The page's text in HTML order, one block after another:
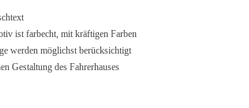
ist farbecht, mit kräftigen Farben
werden möglichst berücksichtigt
Gestaltung des Fahrerhauses